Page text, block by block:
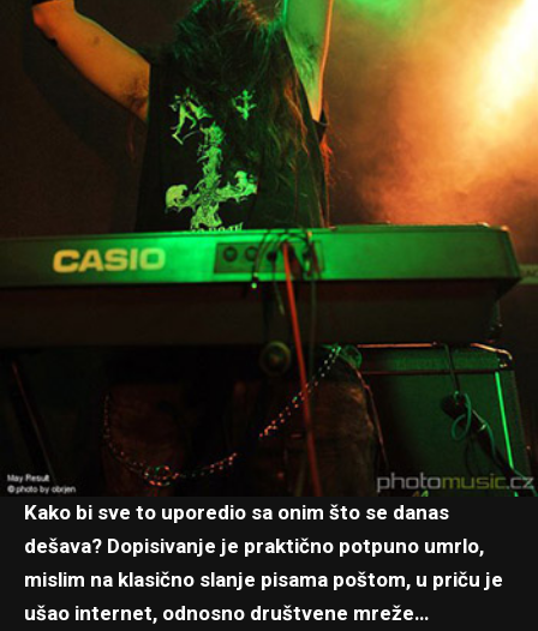
Kako bi sve to uporedio sa onim što se danas
dešava? Dopisivanje je praktično potpuno umrlo,
mislim na klasično slanje pisama poštom, u priču je
ušao internet, odnosno društvene mreže…